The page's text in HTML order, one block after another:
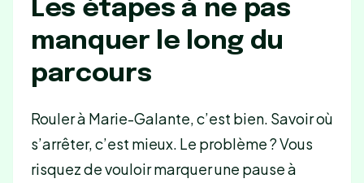
Les étapes à ne pas
manquer le long du
parcours
Rouler à Marie-Galante, c’est bien. Savoir où
s’arrêter, c’est mieux. Le problème ? Vous
risquez de vouloir marquer une pause à